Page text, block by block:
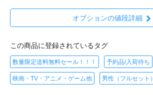
オプションの値段詳細
この商品に登録されているタグ
数量限定送料無料セール！！！ 予約品/入荷待ち
映画・TV・アニメ・ゲーム他 男性（フルセット）